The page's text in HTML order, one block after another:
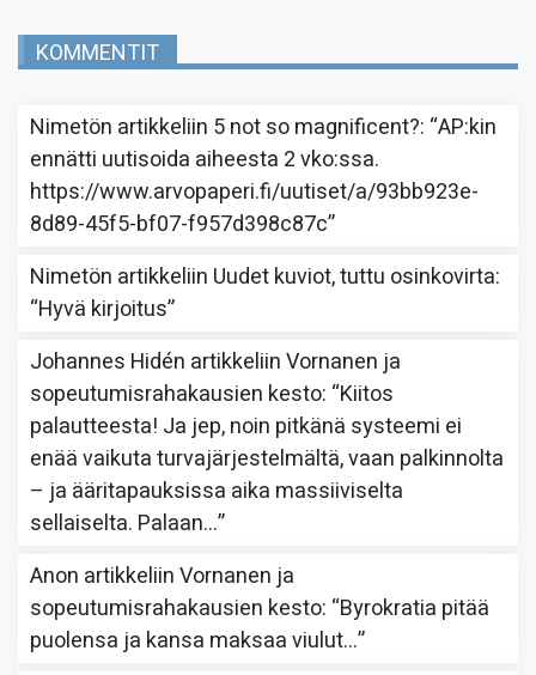
KOMMENTIT
Nimetön artikkeliin 5 not so magnificent?: “AP:kin
ennätti uutisoida aiheesta 2 vko:ssa.
https://www.arvopaperi.fi/uutiset/a/93bb923e-
8d89-45f5-bf07-f957d398c87c”
Nimetön artikkeliin Uudet kuviot, tuttu osinkovirta:
“Hyvä kirjoitus”
Johannes Hidén artikkeliinVornanen ja
sopeutumisrahakausien kesto: “Kiitos
palautteesta! Ja jep, noin pitkänä systeemi ei
enää vaikuta turvajärjestelmältä, vaan palkinnolta
– ja ääritapauksissa aika massiiviselta
sellaiselta. Palaan…”
Anon artikkeliinVornanen ja
sopeutumisrahakausien kesto: “Byrokratia pitää
puolensa ja kansa maksaa viulut…”